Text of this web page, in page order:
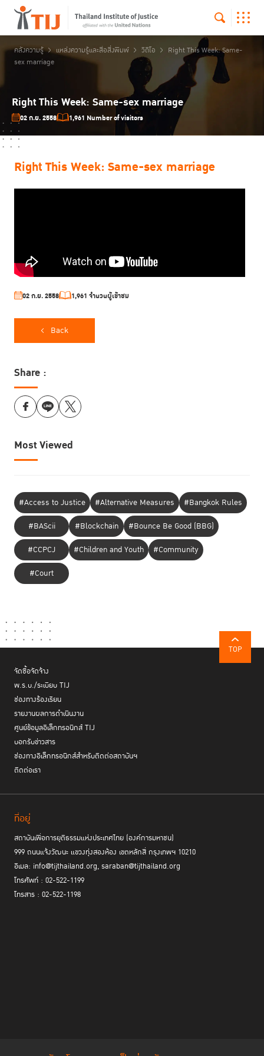
คลังความรู้ แหล่งความรู้และสื่อสิ่งพิมพ์ วิดีโอ
Right This Week: Same-
sex marriage
Right This Week: Same-sex marriage
02 ก.ย. 2558 1,961 Number of visitors
Right This Week: Same-sex marriage
02 ก.ย. 2558 1,961 จำนวนผู้เข้าชม
Back
Share :
Most Viewed
#Access to Justice #Alternative Measures
#Bangkok Rules
#BAScii
#Blockchain
#Bounce Be Good (BBG)
#CCPCJ
#Children and Youth
#Community
#Court
TOP
จัดซื้อจัดจ้าง
พ.ร.บ./ระเบียบ TIJ
ช่องทางร้องเรียน
รายงานผลการดำเนินงาน
ศูนย์ข้อมูลอิเล็กทรอนิกส์ TIJ
บอกรับข่าวสาร
ช่องทางอิเล็กทรอนิกส์สำหรับติดต่อสถาบันฯ
ติดต่อเรา
ที่อยู่
สถาบันเพื่อการยุติธรรมแห่งประเทศไทย (องค์การมหาชน)
999 ถนนแจ้งวัฒนะ แขวงทุ่งสองห้อง เขตหลักสี่ กรุงเทพฯ 10210
อีเมล: info@tijthailand.org, saraban@tijthailand.org
โทรศัพท์ : 02-522-1199
โทรสาร : 02-522-1198